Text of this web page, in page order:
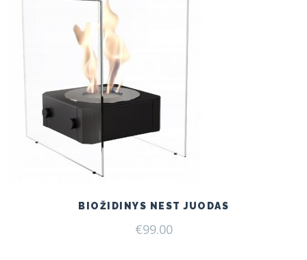
BIOŽIDINYS NEST JUODAS
€99.00